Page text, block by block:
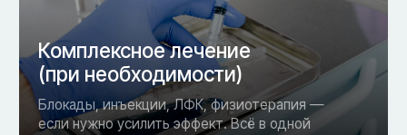
Не нужно ждать недели. Боль уменьшается уже
после первой процедуры. Полный курс 3—-7 сеансов.
• Стоимость